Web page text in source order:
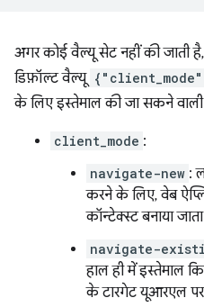
अगर कोई वैल्यू सेट नहीं की जाती
डिफ़ॉल्ट वैल्यू
के लिए इस्तेमाल की जा सकने
client_mode :
navigate-new :
करने के लिए, वेब
कॉन्टेक्स्ट बनाया
navigate-
हाल ही में इस्तेमाल
के टारगेट यूआरएल पर